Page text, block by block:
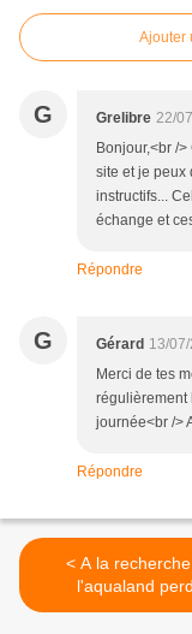
Ajouter
G Grelibre 22/
Bonjour,<br /
site et je peux
instructifs...
échange et
Répondre
G Gérard 13/
Merci de tes
régulièrement
journée<br />
Répondre
< A la recherche de
l'aqualand